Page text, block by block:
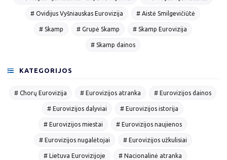
# Ovidijus Vyšniauskas Eurovizija # Aistė Smilgevičiūtė
# Skamp # Grupė Skamp # Skamp Eurovizija
# Skamp dainos
KATEGORIJOS
# Chorų Eurovizija # Eurovizijos atranka # Eurovizijos dainos
# Eurovizijos dalyviai # Eurovizijos istorija
# Eurovizijos miestai # Eurovizijos naujienos
# Eurovizijos nugalėtojai # Eurovizijos užkulisiai
# Lietuva Eurovizijoje # Nacionalinė atranka